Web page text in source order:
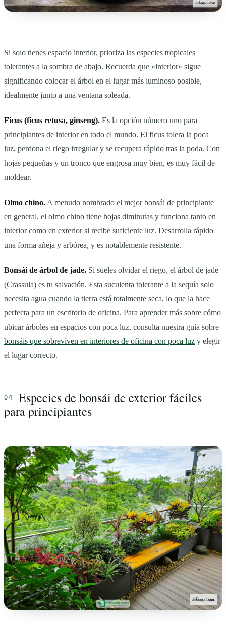
Si solo tienes espacio interior, prioriza las especies tropicales
tolerantes a la sombra de abajo. Recuerda que «interior» sigue
significando colocar el árbol en el lugar más luminoso posible,
idealmente junto a una ventana soleada.
Ficus (ficus retusa, ginseng). Es la opción número uno para
principiantes de interior en todo el mundo. El ficus tolera la poca
luz, perdona el riego irregular y se recupera rápido tras la poda. Con
hojas pequeñas y un tronco que engrosa muy bien, es muy fácil de
moldear.
Olmo chino. A menudo nombrado el mejor bonsái de principiante
en general, el olmo chino tiene hojas diminutas y funciona tanto en
interior como en exterior si recibe suficiente luz. Desarrolla rápido
una forma añeja y arbórea, y es notablemente resistente.
Bonsái de árbol de jade. Si sueles olvidar el riego, el árbol de jade
(Crassula) es tu salvación. Esta suculenta tolerante a la sequía solo
necesita agua cuando la tierra está totalmente seca, lo que la hace
perfecta para un escritorio de oficina. Para aprender más sobre cómo
ubicar árboles en espacios con poca luz, consulta nuestra guía sobre
bonsáis que sobreviven en interiores de oficina con poca luz y elegir
el lugar correcto.
Especies de bonsái de exterior fáciles
para principiantes